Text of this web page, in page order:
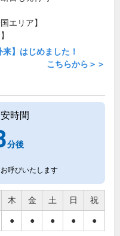
エリア】
来】はじめました！
こちらから＞＞
時間
分後
呼びいたします
木 金 土 日 祝
● ● ● ● ●